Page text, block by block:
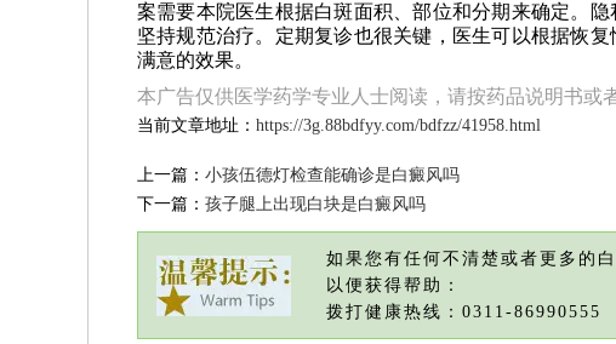
案需要本院医生根据白斑面积、部位和分期来确定。
坚持规范治疗。定期复诊也很关键，医生可以根据恢
满意的效果。
本广告仅供医学药学专业人士阅读，请按药品说明书或
当前文章地址： https://3g.88bdfyy.com/bdfzz/41958.html
上一篇： 小孩伍德灯检查能确诊是白癜风吗
下一篇： 孩子腿上出现白块是白癜风吗
如果您有任何不清楚或者更多的
以便获得帮助：
拨打健康热线：0311-86990555